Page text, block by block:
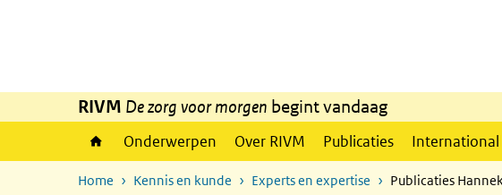
RIVM De zorg voor morgen begint vandaag
Onderwerpen Over RIVM Publicaties International
Home Kennis en kunde Experts en expertise Publicaties